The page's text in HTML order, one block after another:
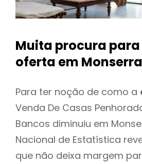
Muita procura
oferta em
Para ter noção de como a
Venda De Casas
Bancos diminuiu em
Nacional de Estatística
que não deixa margem